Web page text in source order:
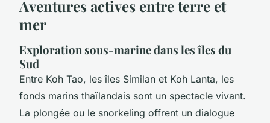
Aventures actives entre terre et
mer
Exploration sous-marine dans les îles du
Sud
Entre Koh Tao, les îles Similan et Koh Lanta, les
fonds marins thaïlandais sont un spectacle vivant.
La plongée ou le snorkeling offrent un dialogue